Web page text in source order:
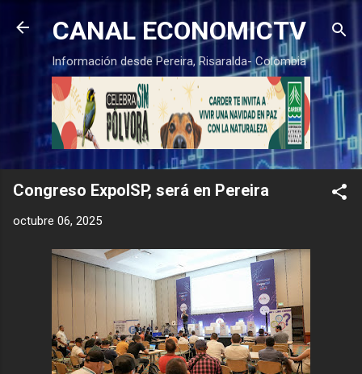
Ir al contenido principal
CANAL ECONOMICTV
Información desde Pereira, Risaralda- Colombia
Congreso ExpoISP, será en Pereira
octubre 06, 2025